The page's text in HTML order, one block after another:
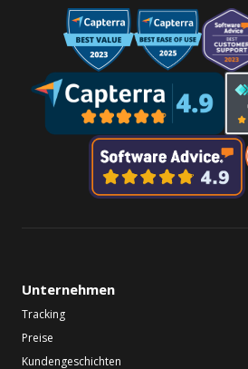
Unternehmen
Tracking
Preise
Kundengeschichten